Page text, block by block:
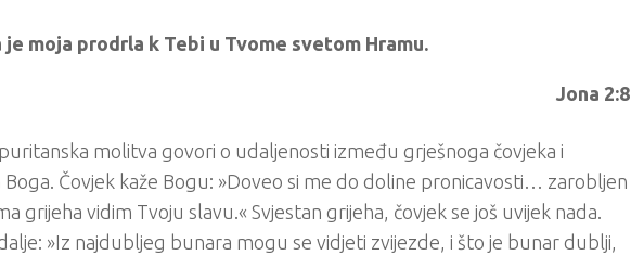
moja prodrla k Tebi u Tvome svetom Hramu.
Jona 2:8
molitva govori o udaljenosti između grješnoga čovjeka i
Boga. Čovjek kaže Bogu: »Doveo si me do doline pronicavosti… zarobljen
grijeha vidim Tvoju slavu.« Svjestan grijeha, čovjek se još uvijek nada.
»Iz najdubljeg bunara mogu se vidjeti zvijezde, i što je bunar dublji,